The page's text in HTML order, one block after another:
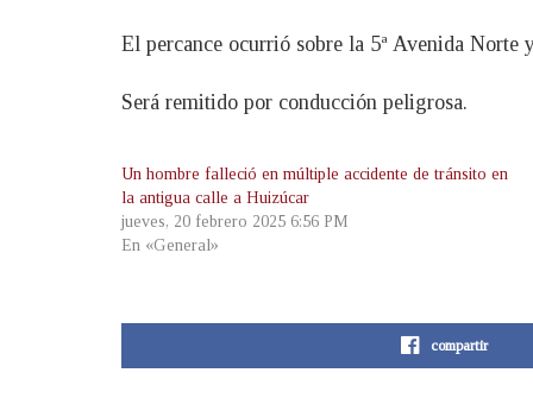
El percance ocurrió sobre la 5ª Avenida
Será remitido por conducción peligrosa.
Un hombre falleció en múltiple accidente de tránsito en
la antigua calle a Huizúcar
jueves, 20 febrero 2025 6:56 PM
En «General»
compartir